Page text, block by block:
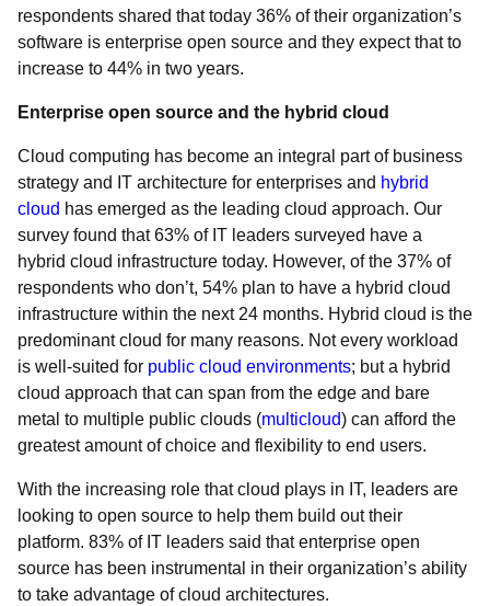
respondents shared that today 36% of their organization’s
software is enterprise open source and they expect that to
increase to 44% in two years.
Enterprise open source and the hybrid cloud
Cloud computing has become an integral part of business
strategy and IT architecture for enterprises and hybrid
cloud has emerged as the leading cloud approach. Our
survey found that 63% of IT leaders surveyed have a
hybrid cloud infrastructure today. However, of the 37% of
respondents who don’t, 54% plan to have a hybrid cloud
infrastructure within the next 24 months. Hybrid cloud is the
predominant cloud for many reasons. Not every workload
is well-suited for public cloud environments; but a hybrid
cloud approach that can span from the edge and bare
metal to multiple public clouds (multicloud) can afford the
greatest amount of choice and flexibility to end users.
With the increasing role that cloud plays in IT, leaders are
looking to open source to help them build out their
platform. 83% of IT leaders said that enterprise open
source has been instrumental in their organization’s ability
to take advantage of cloud architectures.